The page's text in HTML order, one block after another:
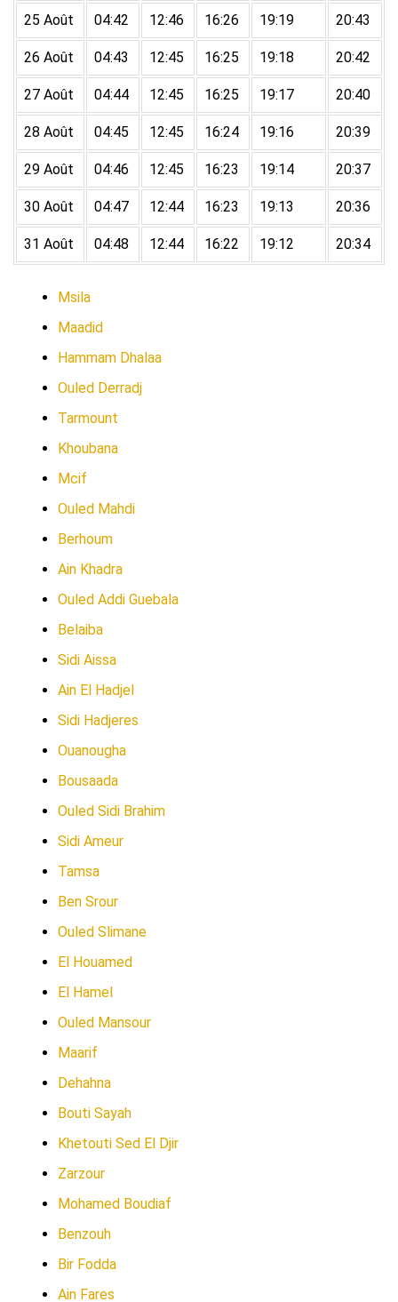
25 Août 04:42 12:46 16:26 19:19 20:43
26 Août 04:43 12:45 16:25 19:18 20:42
27 Août 04:44 12:45 16:25 19:17 20:40
28 Août 04:45 12:45 16:24 19:16 20:39
29 Août 04:46 12:45 16:23 19:14 20:37
30 Août 04:47 12:44 16:23 19:13 20:36
31 Août 04:48 12:44 16:22 19:12 20:34
Msila
Maadid
Hammam Dhalaa
Ouled Derradj
Tarmount
Khoubana
Mcif
Ouled Mahdi
Berhoum
Ain Khadra
Ouled Addi Guebala
Belaiba
Sidi Aissa
Ain El Hadjel
Sidi Hadjeres
Ouanougha
Bousaada
Ouled Sidi Brahim
Sidi Ameur
Tamsa
Ben Srour
Ouled Slimane
El Houamed
El Hamel
Ouled Mansour
Maarif
Dehahna
Bouti Sayah
Khetouti Sed El Djir
Zarzour
Mohamed Boudiaf
Benzouh
Bir Fodda
Ain Fares